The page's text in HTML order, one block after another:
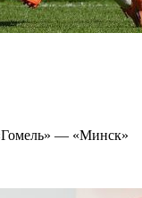
— «Минск»